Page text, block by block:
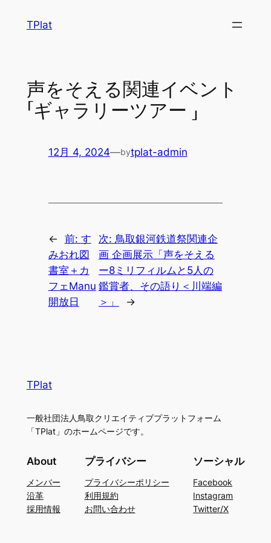
TPlat
声をそえる関連イベント
「ギャラリーツアー 」
12月 4, 2024—bytplat-admin
← 前: す
みおれ図
書室＋カ
フェManu
開放日
次: 鳥取銀河鉄道祭関連企
画 企画展示「声をそえる
ー8ミリフィルムと5人の
鑑賞者、その語り＜川端編
＞」
→
TPlat
一般社団法人鳥取クリエイティブプラットフォーム
「TPlat」のホームページです。
About
メンバー
沿革
採用情報
プライバシー
プライバシーポリシー
利用規約
お問い合わせ
ソーシャル
Facebook
Instagram
Twitter/X